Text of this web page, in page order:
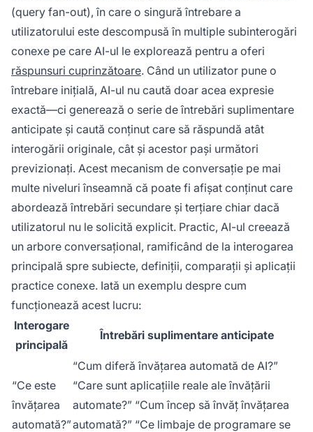
(query fan-out), în care o singură întrebare a
utilizatorului este descompusă în multiple subinterogări
conexe pe care AI-ul le explorează pentru a oferi
răspunsuri cuprinzătoare. Când un utilizator pune o
întrebare inițială, AI-ul nu caută doar acea expresie
exactă—ci generează o serie de întrebări suplimentare
anticipate și caută conținut care să răspundă atât
interogării originale, cât și acestor pași următori
previzionați. Acest mecanism de conversație pe mai
multe niveluri înseamnă că poate fi afișat conținut care
abordează întrebări secundare și terțiare chiar dacă
utilizatorul nu le solicită explicit. Practic, AI-ul creează
un arbore conversațional, ramificând de la interogarea
principală spre subiecte, definiții, comparații și aplicații
practice conexe. Iată un exemplu despre cum
funcționează acest lucru:
Interogare
principală
Întrebări suplimentare anticipate
“Ce este
învățarea
automată?”
“Cum diferă învățarea automată de AI?”
“Care sunt aplicațiile reale ale învățării
automate?” “Cum încep să învăț învățarea
automată?” “Ce limbaje de programare se